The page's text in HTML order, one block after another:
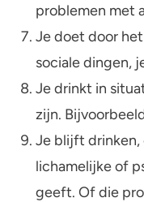
problemen met
Je doet door
sociale dingen,
Je drinkt in
zijn.
Je blijft drinken,
lichamelijke of
geeft. Of die